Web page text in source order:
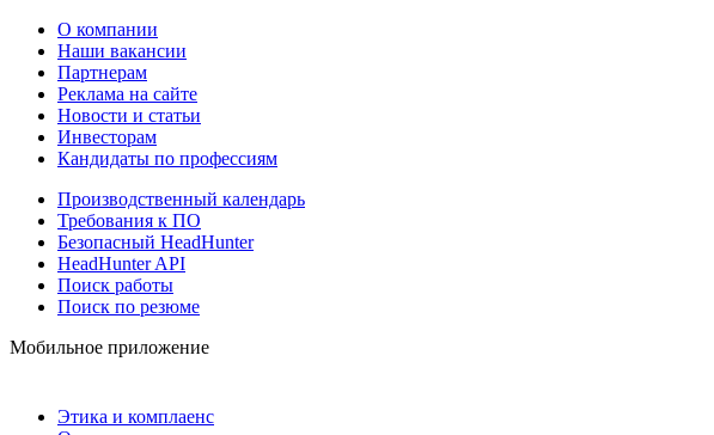
О компании
Наши вакансии
Партнерам
Реклама на сайте
Новости и статьи
Инвесторам
Кандидаты по профессиям
Производственный календарь
Требования к ПО
Безопасный HeadHunter
HeadHunter API
Поиск работы
Поиск по резюме
Мобильное приложение
Этика и комплаенс